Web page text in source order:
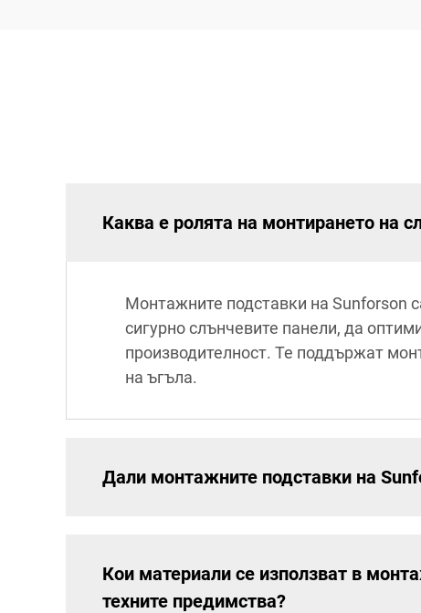
Каква е ролята на монтирането на
Монтажните подставки на Sunforson
сигурно слънчевите панели, да
производителност. Те поддържат
на ъгъла.
Дали монтажните подставки на
Кои материали се използват в
техните предимства?